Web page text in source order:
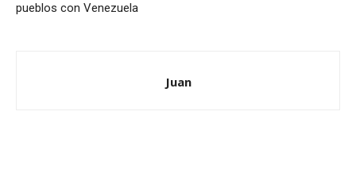
pueblos con Venezuela
Juan